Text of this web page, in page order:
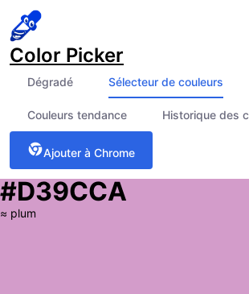
Color Picker
Dégradé Sélecteur de couleurs
Couleurs tendance Historique des
Ajouter à Chrome
#D39CCA
≈ plum